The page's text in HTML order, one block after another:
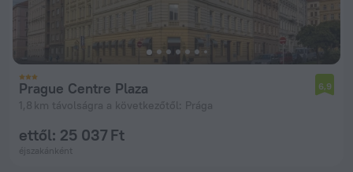
Prague Centre Plaza
1,8 km távolságra a következőtől: Prága
6,9
ettől: 25 037 Ft
éjszakánként